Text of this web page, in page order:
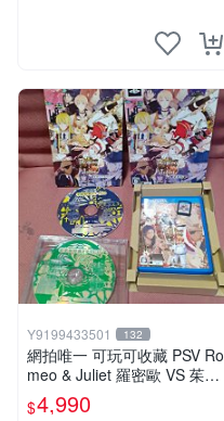
Y9199433501 132
網拍唯一 可玩可收藏 PSV Ro
meo & Juliet 羅密歐 VS 茱麗
葉 全卷包 豪華版日版
$4,990